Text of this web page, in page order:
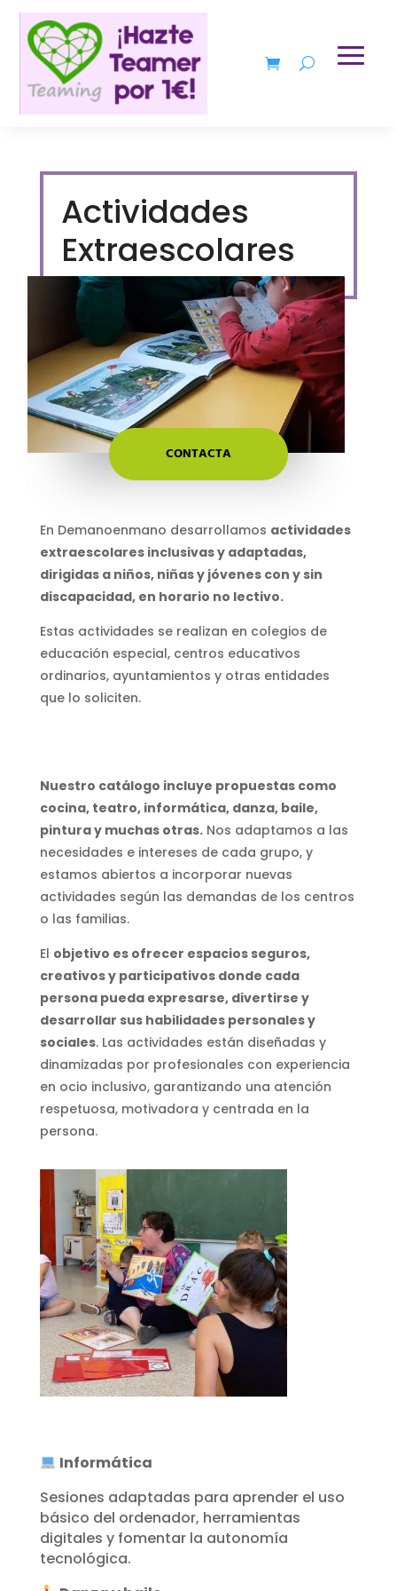
Actividades
Extraescolares
CONTACTA
En Demanoenmano desarrollamos actividades
extraescolares inclusivas y adaptadas,
dirigidas a niños, niñas y jóvenes con y sin
discapacidad, en horario no lectivo.
Estas actividades se realizan en colegios de
educación especial, centros educativos
ordinarios, ayuntamientos y otras entidades
que lo soliciten.
Nuestro catálogo incluye propuestas como
cocina, teatro, informática, danza, baile,
pintura y muchas otras.Nos adaptamos a las
necesidades e intereses de cada grupo, y
estamos abiertos a incorporar nuevas
actividades según las demandas de los centros
o las familias.
El objetivo es ofrecer espacios seguros,
creativos y participativos donde cada
persona pueda expresarse, divertirse y
desarrollar sus habilidades personales y
sociales. Las actividades están diseñadas y
dinamizadas por profesionales con experiencia
en ocio inclusivo, garantizando una atención
respetuosa, motivadora y centrada en la
persona.
Informática
Sesiones adaptadas para aprender el uso
básico del ordenador, herramientas
digitales y fomentar la autonomía
tecnológica.